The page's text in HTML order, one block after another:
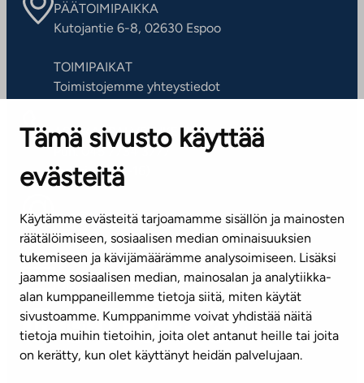
Tämä sivusto käyttää
evästeitä
Käytämme evästeitä tarjoamamme sisällön ja mainosten
räätälöimiseen, sosiaalisen median ominaisuuksien
tukemiseen ja kävijämäärämme analysoimiseen. Lisäksi
jaamme sosiaalisen median, mainosalan ja analytiikka-
alan kumppaneillemme tietoja siitä, miten käytät
sivustoamme. Kumppanimme voivat yhdistää näitä
tietoja muihin tietoihin, joita olet antanut heille tai joita
on kerätty, kun olet käyttänyt heidän palvelujaan.
PÄÄTOIMIPAIKKA
Kutojantie 6-8, 02630 Espoo
TOIMIPAIKAT
Toimistojemme yhteystiedot
ASIAKASPALVELUKESKUS
Puh. 045 7734 3777
(arkisin klo 8-16)
info@ta.fi
Tilaa uutiskirje
Mediapankki